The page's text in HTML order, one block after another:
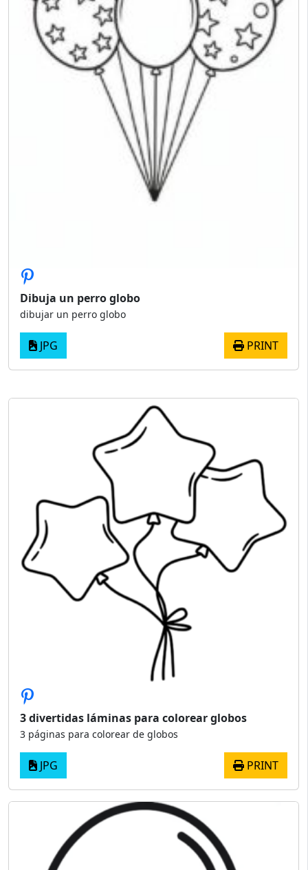
Dibuja un perro globo
dibujar un perro globo
JPG PRINT
3 divertidas láminas para colorear globos
3 páginas para colorear de globos
JPG PRINT